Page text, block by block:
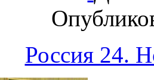
Россия 24.